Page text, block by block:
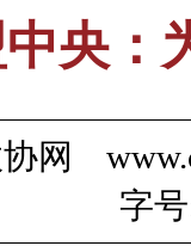
央：
网
字